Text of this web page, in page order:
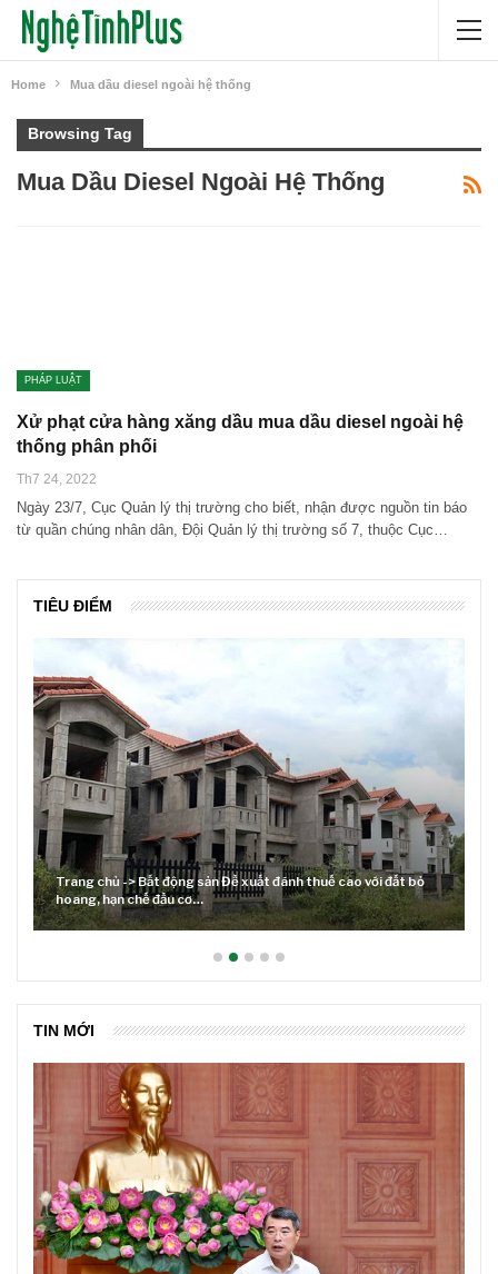
Home Mua dầu diesel ngoài hệ thống
Browsing Tag
Mua Dầu Diesel Ngoài Hệ Thống
PHÁP LUẬT
Xử phạt cửa hàng xăng dầu mua dầu diesel ngoài hệ
thống phân phối
Th7 24, 2022
Ngày 23/7, Cục Quản lý thị trường cho biết, nhận được nguồn tin báo
từ quần chúng nhân dân, Đội Quản lý thị trường số 7, thuộc Cục…
TIÊU ĐIỂM
Trang chủ -> Bất động sản Đề xuất đánh thuế cao với đất bỏ
hoang, hạn chế đầu cơ…
TIN MỚI